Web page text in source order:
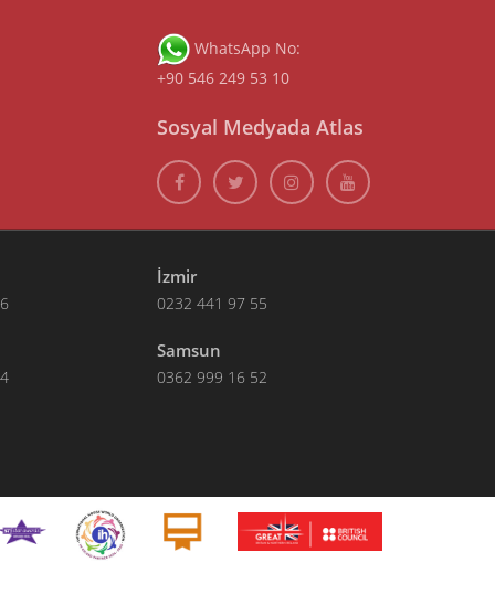
WhatsApp No:
+90 546 249 53 10
Sosyal Medyada Atlas
İzmir
0232 441 97 55
Samsun
0362 999 16 52